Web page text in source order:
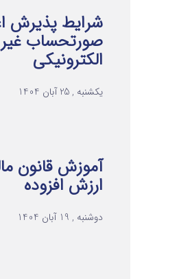
شرایط پذیرش
صورتحساب غیر
الکترونیکی
یکشنبه , 25 آبان 1404
آموزش قانون
ارزش افزوده
دوشنبه , 19 آبان 1404